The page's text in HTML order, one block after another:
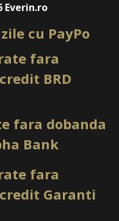
Everin.ro